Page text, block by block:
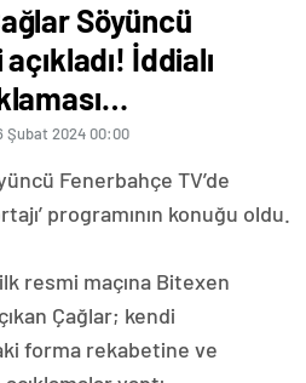
Söyüncü
İddialı
Şubat 2024 00:00
Fenerbahçe TV’de
programının konuğu oldu.
resmi maçına Bitexen
Çağlar; kendi
forma rekabetine ve